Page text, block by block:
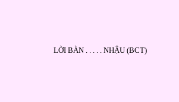
LỜI BÀN . . . . . NHẬU (BCT)